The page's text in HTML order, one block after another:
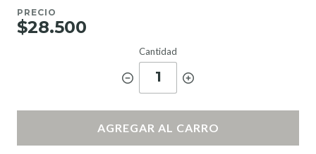
PRECIO
$28.500
Cantidad
1
AGREGAR AL CARRO